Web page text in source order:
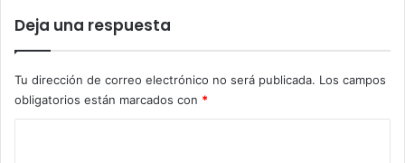
Deja una respuesta
Tu dirección de correo electrónico no será publicada. Los campos
obligatorios están marcados con *